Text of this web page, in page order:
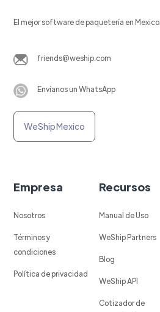
El mejor software de paquetería en Mexico.
friends@weship.com
Envíanos un WhatsApp
WeShip Mexico
Empresa
Nosotros
Términos y
condiciones
Política de privacidad
Recursos
Manual de Uso
WeShip Partners
Blog
WeShip API
Cotizador de